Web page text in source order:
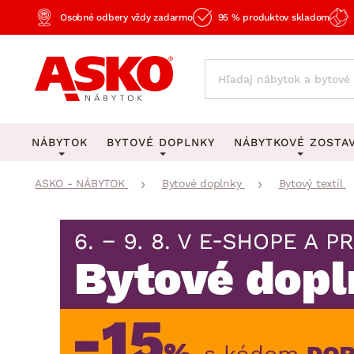
Osobné odbery vždy zadarmo 95 % produktov skladom
NÁBYTOK
Obývacia izba
Spálňa
Pracovňa a kancelária
BYTOVÉ DOPLNKY
KOBERCE
Veľké a stredné koberce
Behúne a malé koberce
Detské koberce
Kúpeľňové predložky
OSVETLENIE
Stolové lampy a
Stropné osvetlenie
Lustre a závesné
Stojacie lampy
NÁBYTKOVÉ
Obývacie
Spálňové
Kancelárske
Kuchynské
Detské
ASKO - NÁBYTOK Bytové doplnky Bytový textil